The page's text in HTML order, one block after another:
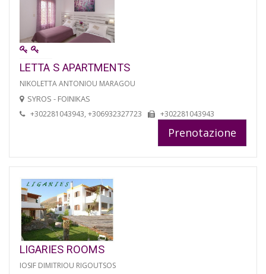
LETTA S APARTMENTS
NIKOLETTA ANTONIOU MARAGOU
SYROS - FOINIKAS
+302281043943, +306932327723 +302281043943
Prenotazione
LIGARIES ROOMS
IOSIF DIMITRIOU RIGOUTSOS